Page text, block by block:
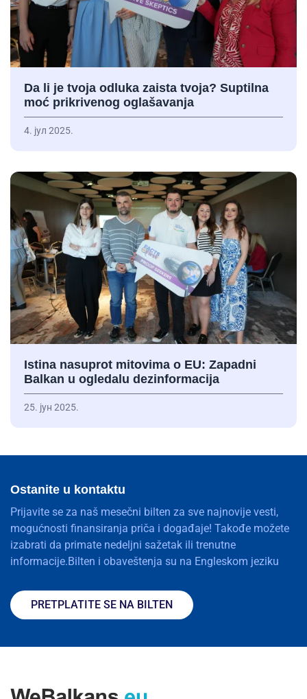
Da li je tvoja odluka zaista tvoja? Suptilna
moć prikrivenog oglašavanja
4. јул 2025.
Istina nasuprot mitovima o EU: Zapadni
Balkan u ogledalu dezinformacija
25. јун 2025.
Ostanite u kontaktu
Prijavite se za naš mesečni bilten za sve najnovije vesti,
mogućnosti finansiranja priča i događaje! Takođe možete
izabrati da primate nedeljni sažetak ili trenutne
informacije.Bilten i obaveštenja su na Engleskom jeziku
PRETPLATITE SE NA BILTEN